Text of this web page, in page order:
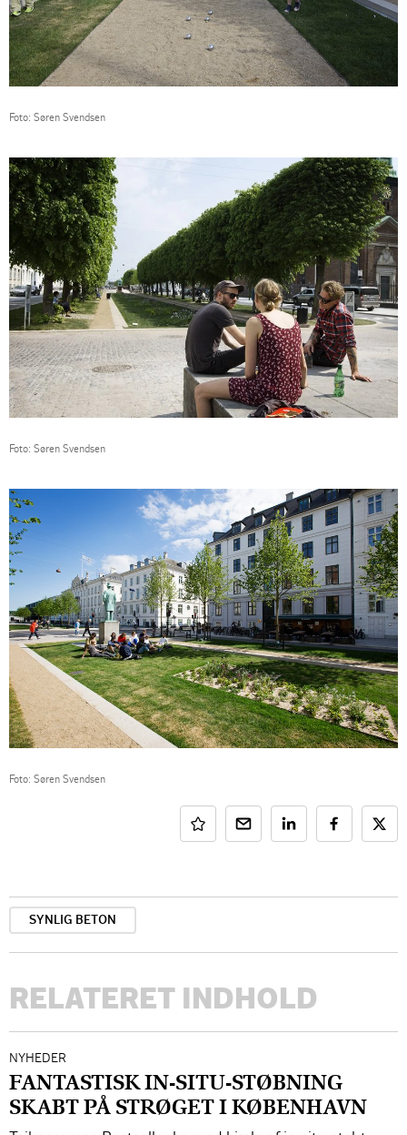
Foto: Søren Svendsen
Foto: Søren Svendsen
Foto: Søren Svendsen
SYNLIG BETON
RELATERET INDHOLD
NYHEDER
FANTASTISK IN-SITU-STØBNING
SKABT PÅ STRØGET I KØBENHAVN